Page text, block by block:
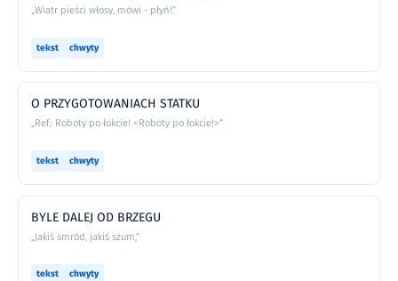
„Wiatr pieści włosy, mówi - płyń!”
tekst chwyty
O PRZYGOTOWANIACH STATKU
„Ref.: Roboty po łokcie! <Roboty po łokcie!>”
tekst chwyty
BYLE DALEJ OD BRZEGU
„Jakiś smród, jakiś szum,”
tekst chwyty